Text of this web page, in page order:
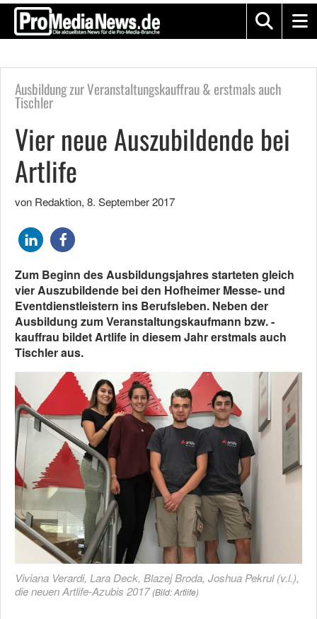
Ausbildung zur Veranstaltungskauffrau & erstmals auch
Tischler
Vier neue Auszubildende bei
Artlife
von Redaktion, 8. September 2017
Zum Beginn des Ausbildungsjahres starteten gleich
vier Auszubildende bei den Hofheimer Messe- und
Eventdienstleistern ins Berufsleben. Neben der
Ausbildung zum Veranstaltungskaufmann bzw. -
kauffrau bildet Artlife in diesem Jahr erstmals auch
Tischler aus.
Viviana Verardi, Lara Deck, Blazej Broda, Joshua Pekrul (v.l.),
die neuen Artlife-Azubis 2017(Bild: Artlife)